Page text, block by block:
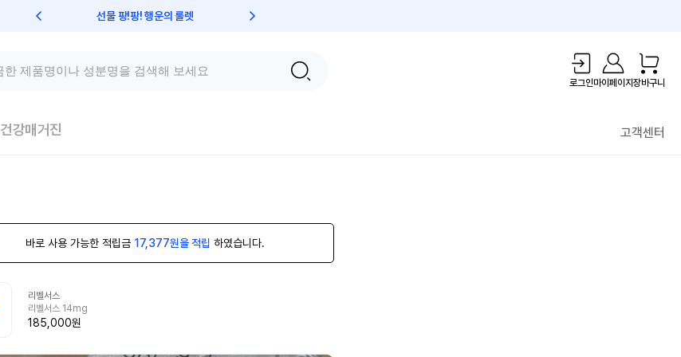
선물 팡!팡! 행운의 룰렛
로그인마이페이지장바구니
건강매거진 고객센터
바로 사용 가능한 적립금 17,377원을 적립 하였습니다.
리벨서스
리벨서스 14mg
185,000원